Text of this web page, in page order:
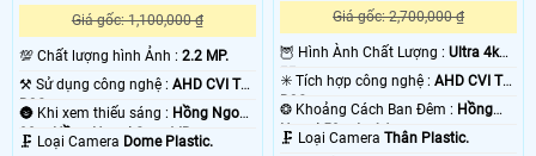
Giá gốc: 1,100,000 ₫
💯 Chất lượng hình Ảnh : 2.2 MP.
⚒ Sử dụng công nghệ : AHD CVI TVI
BCS.
🌚 Khi xem thiếu sáng : Hồng Ngoại
30m Hồng Ngoại Smart IR.
🗜️ Loại Camera Dome Plastic.
Giá gốc: 2,700,000 ₫
🦉 Hình Ành Chất Lượng :Ultra 4k
👍🏾 .
✳️ Tích hợp công nghệ :AHD CVI TVI
BCS.
❂ Khoảng Cách Ban Đêm : Hồng
Ngoại 50m Led Array.
🗜️ Loại CameraThân Plastic.